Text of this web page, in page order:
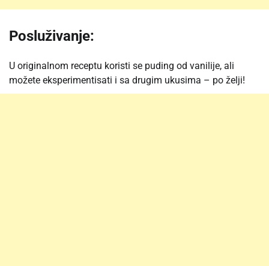
Posluživanje:
U originalnom receptu koristi se puding od vanilije, ali
možete eksperimentisati i sa drugim ukusima – po želji!